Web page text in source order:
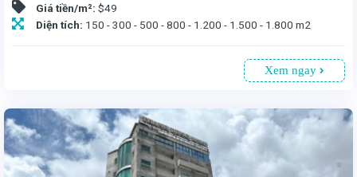
Giá tiền/m²: $49
Diện tích: 150 - 300 - 500 - 800 - 1.200 - 1.500 - 1.800 m2
Xem ngay